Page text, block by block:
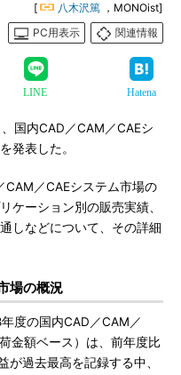
[ 八木沢篤 ，MONOist]
PC用表示
関連情報
LINE Hatena
国内CAD／CAM／CAEシ
発表した。
／CAEシステム市場の
ケーション別の販売実績、
しなどについて、その詳細
場の概況
度の国内CAD／CAM／
金額ベース）は、前年度比
過去最高を記録する中、